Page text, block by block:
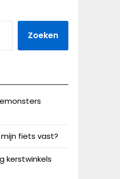
Zoeken
fiets vast?
kerstwinkels